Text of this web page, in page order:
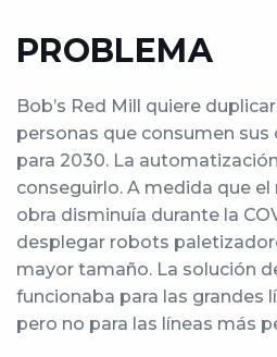
PROBLEMA
Bob’s Red Mill quiere
personas que consumen sus
para 2030. La
conseguirlo. A medida que
obra disminuía durante la
desplegar robots
mayor tamaño. La solución
funcionaba para las grandes
pero no para las líneas más